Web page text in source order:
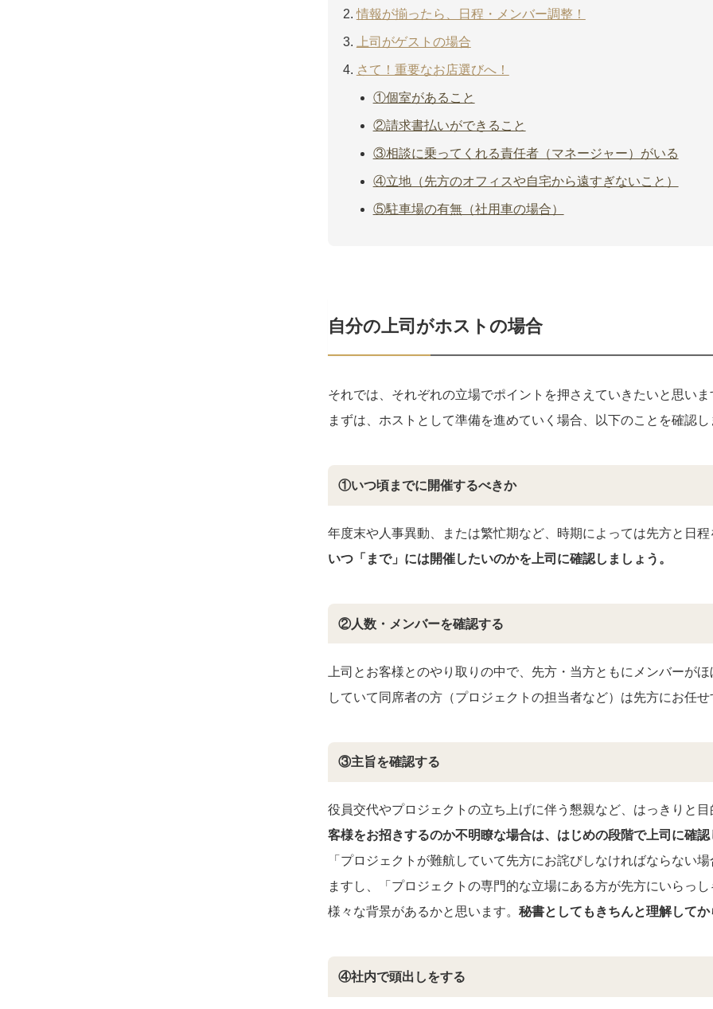
情報が揃ったら、日程・メンバー調整！
上司がゲストの場合
さて！重要なお店選びへ！
①個室があること
②請求書払いができること
③相談に乗ってくれる責任者（マネージャー）がいる
④立地（先方のオフィスや自宅から遠すぎないこと）
⑤駐車場の有無（社用車の場合）
自分の上司がホストの場合
それでは、それぞれの立場でポイントを押さえていきたいと思いま
まずは、ホストとして準備を進めていく場合、以下のことを確認
①いつ頃までに開催するべきか
年度末や人事異動、または繁忙期など、時期によっては先方と日
いつ「まで」には開催したいのかを上司に確認しましょう。
②人数・メンバーを確認する
上司とお客様とのやり取りの中で、先方・当方ともにメンバーが
していて同席者の方（プロジェクトの担当者など）は先方にお任
③主旨を確認する
役員交代やプロジェクトの立ち上げに伴う懇親など、はっきりと
客様をお招きするのか不明瞭な場合は、はじめの段階で上司に確
「プロジェクトが難航していて先方にお詫びしなければならない
ますし、「プロジェクトの専門的な立場にある方が先方にいらっ
様々な背景があるかと思います。 秘書としてもきちんと理解して
④社内で頭出しをする